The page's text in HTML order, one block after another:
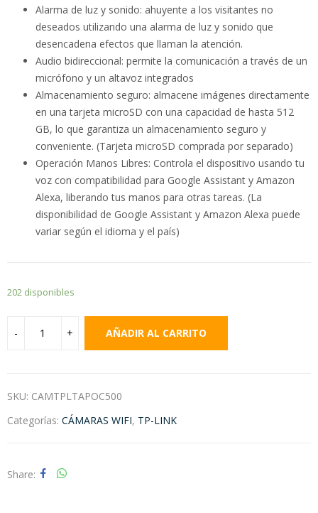
Alarma de luz y sonido: ahuyente a los visitantes no
deseados utilizando una alarma de luz y sonido que
desencadena efectos que llaman la atención.
Audio bidireccional: permite la comunicación a través de un
micrófono y un altavoz integrados
Almacenamiento seguro: almacene imágenes directamente
en una tarjeta microSD con una capacidad de hasta 512
GB, lo que garantiza un almacenamiento seguro y
conveniente. (Tarjeta microSD comprada por separado)
Operación Manos Libres: Controla el dispositivo usando tu
voz con compatibilidad para Google Assistant y Amazon
Alexa, liberando tus manos para otras tareas. (La
disponibilidad de Google Assistant y Amazon Alexa puede
variar según el idioma y el país)
202 disponibles
AÑADIR AL CARRITO
SKU: CAMTPLTAPOC500
Categorías: CÁMARAS WIFI, TP-LINK
Share